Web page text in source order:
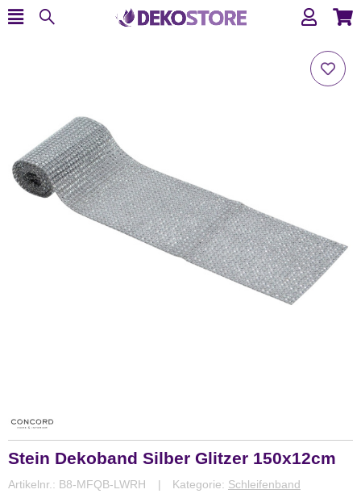
Stein Dekoband Silber Glitzer 150x12cm
Artikelnr.: B8-MFQB-LWRH Kategorie: Schleifenband